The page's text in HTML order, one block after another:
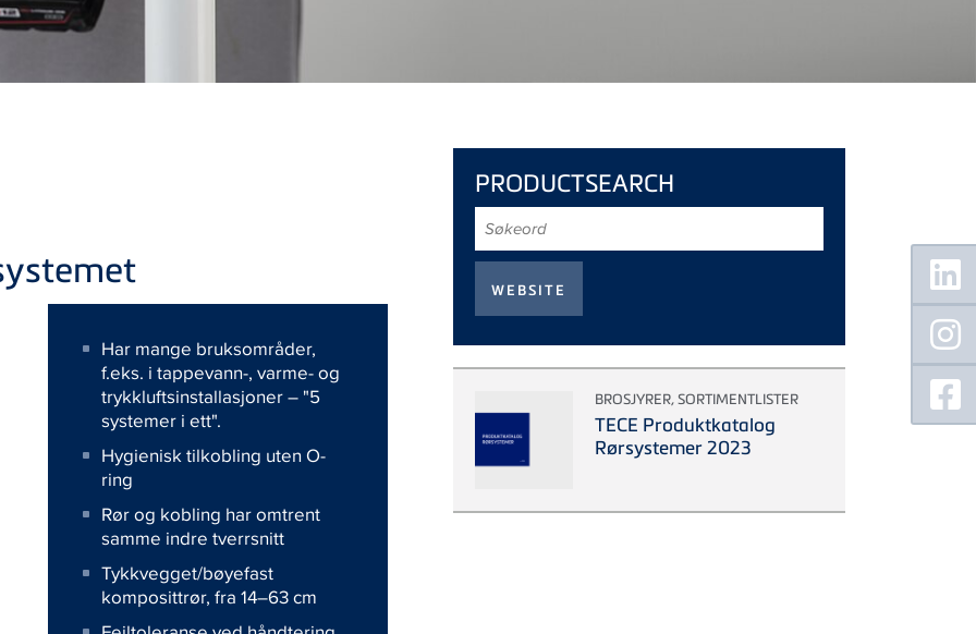
Har mange bruksområder,
f.eks. i tappevann-, varme- og
trykkluftsinstallasjoner – "5
systemer i ett".
Hygienisk tilkobling uten O-
ring
Rør og kobling har omtrent
samme indre tverrsnitt
Tykkvegget/bøyefast
komposittrør, fra 14–63 cm
PRODUCTSEARCH
BROSJYRER, SORTIMENTLISTER
TECE Produktkatalog
Rørsystemer 2023
Floating